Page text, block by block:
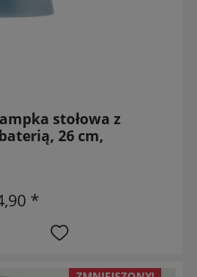
stołowa z
26 cm,
*